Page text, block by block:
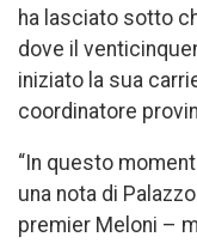
ha lasciato sotto
dove il
iniziato la sua
coordinatore
“In questo
una nota di
premier Meloni –